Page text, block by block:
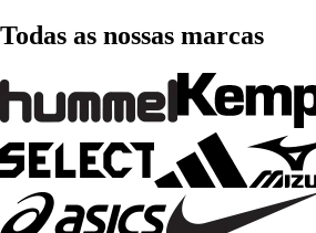
Todas as nossas marcas